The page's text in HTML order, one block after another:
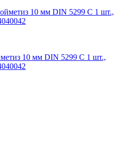
10 мм DIN 5299 С 1 шт.,